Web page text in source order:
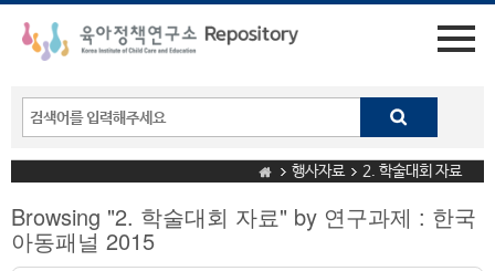
행사자료 2. 학술대회 자료
Browsing "2. 학술대회 자료" by 연구과제 : 한국
아동패널 2015